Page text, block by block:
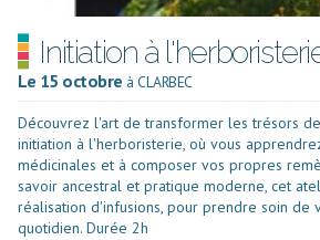
Initiation à
Le 15 octobre à CLARBEC
Découvrez l'art de transformer les trésors
initiation à l'herboristerie, où vous
médicinales et à composer vos propres
savoir ancestral et pratique moderne, cet
réalisation d'infusions, pour prendre soin de
quotidien. Durée 2h